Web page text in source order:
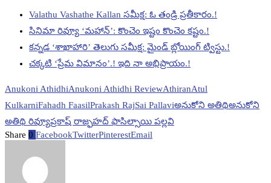
Valathu Vashathe Kallan సమీక్ష: ఓ తండ్రి ప్రతీకారం.!
సినిమా రివ్యూ ‘మహాన్’: కొంచెం ఇష్టం కొంచెం కష్టం.!
కన్నడ ‘శాఖాహారి’ తెలుగు సమీక్ష: మైండ్ బ్లోయింగ్ ట్విస్టు.!
చక్కటి ‘ప్రేమ విమానం’.! ఇది నా అభిప్రాయం.!
Anukoni AthidhiAnukoni Athidhi ReviewAthiranAtul
KulkarniFahadh FaasilPrakash RajSai Pallaviఅనుకోని అతిథిఅనుకోని
అతిథి రివ్యూప్రకాష్ రాజ్ఫహద్ ఫాసిల్సాయి పల్లవి
Share 0 FacebookTwitterPinterestEmail